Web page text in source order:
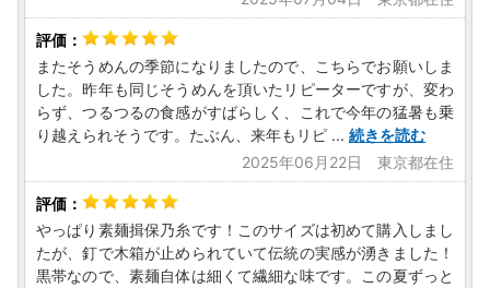
またそうめんの季節になりましたので、こちらでお願いしま
した。昨年も同じそうめんを頂いたリピーターですが、変わ
らず、つるつるの食感がすばらしく、これで今年の猛暑も乗
り越えられそうです。たぶん、来年もリピ ... 続きを読む
2025年06月22日 東京都在住
やっぱり素麺揖保乃糸です！このサイズは初めて購入しまし
たが、釘で木箱が止められていて伝統の実感が湧きました！
黒帯なので、素麺自体は細くて繊細な味です。この夏ずっと